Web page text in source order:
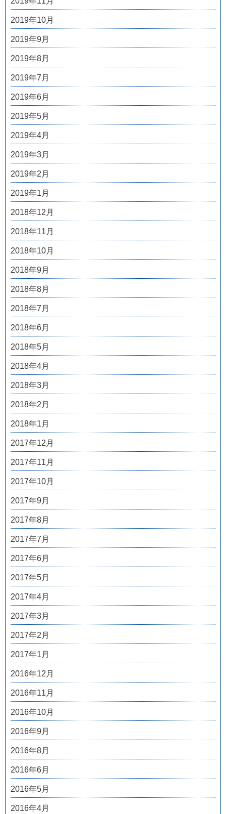
2019年10月
2019年9月
2019年8月
2019年7月
2019年6月
2019年5月
2019年4月
2019年3月
2019年2月
2019年1月
2018年12月
2018年11月
2018年10月
2018年9月
2018年8月
2018年7月
2018年6月
2018年5月
2018年4月
2018年3月
2018年2月
2018年1月
2017年12月
2017年11月
2017年10月
2017年9月
2017年8月
2017年7月
2017年6月
2017年5月
2017年4月
2017年3月
2017年2月
2017年1月
2016年12月
2016年11月
2016年10月
2016年9月
2016年8月
2016年6月
2016年5月
2016年4月